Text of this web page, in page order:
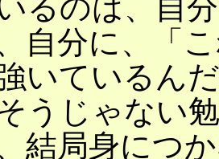
るのは、自
自分に、「
いているん
うじゃない
結局身につ